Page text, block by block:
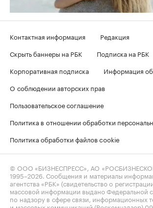
Контактная информация
Редакция
Скрыть баннеры на РБК
Подписка на РБК
Корпоративная подписка
Информация
О соблюдении авторских прав
Пользовательское соглашение
Политика в отношении обработки
Политика обработки файлов cookie
© ООО «БИЗНЕСПРЕСС», АО
1995–2026 . Сообщения и материалы
агентства «РБК» (свидетельство о
массовой информации выдано Федеральной
по надзору в сфере связи, информационных